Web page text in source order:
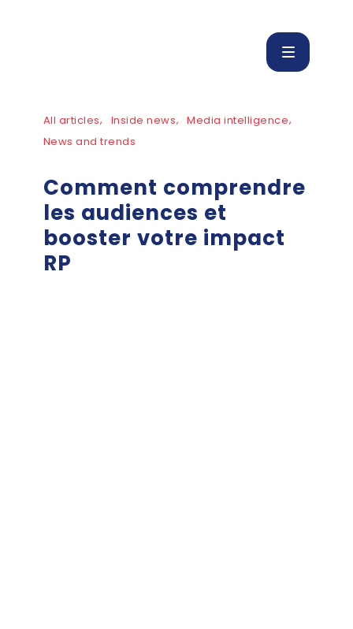
All articles Inside news
Media intelligence
News and trends
Comment comprendre
les audiences et
booster votre impact
RP